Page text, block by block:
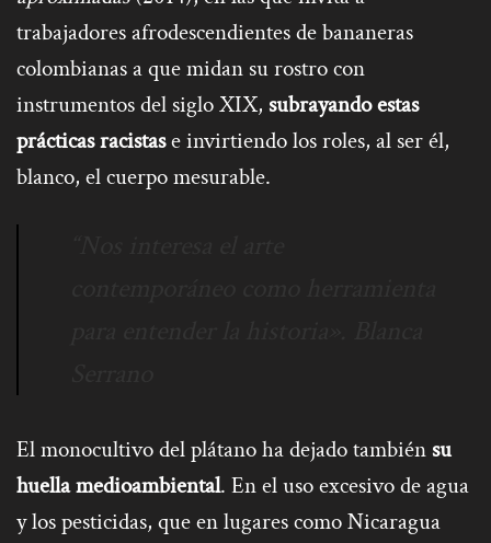
trabajadores afrodescendientes de bananeras
colombianas a que midan su rostro con
instrumentos del siglo XIX, subrayando estas
prácticas racistase invirtiendo los roles, al ser él,
blanco, el cuerpo mesurable.
El monocultivo del plátano ha dejado tambiénsu
huella medioambiental. En el uso excesivo de agua
y los pesticidas, que en lugares como Nicaragua